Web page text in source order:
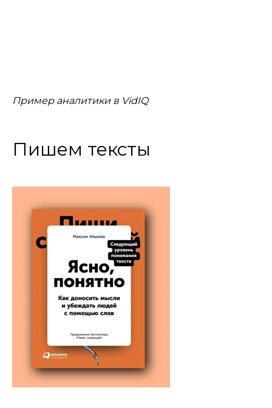
Пример аналитики в VidIQ
Пишем тексты